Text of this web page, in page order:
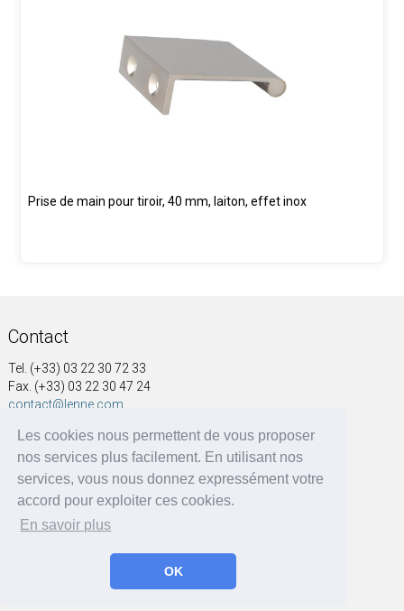
Les cookies nous permettent de vous proposer
nos services plus facilement. En utilisant nos
services, vous nous donnez expressément votre
accord pour exploiter ces cookies.
En savoir plus
OK
Prise de main pour tiroir, 40 mm, laiton, effet inox
Contact
Tel. (+33) 03 22 30 72 33
Fax. (+33) 03 22 30 47 24
contact@lenne.com
Adresse
SOCIÉTÉ NOUVELLE A&G LENNE
41, rue Voltaire
80570 Dargnies - France